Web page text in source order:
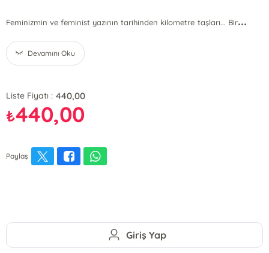
Feminizmin ve feminist yazının tarihinden kilometre taşları... Bir...
Devamını Oku
Liste Fiyatı : 440,00
₺440,00
Paylaş
Giriş Yap